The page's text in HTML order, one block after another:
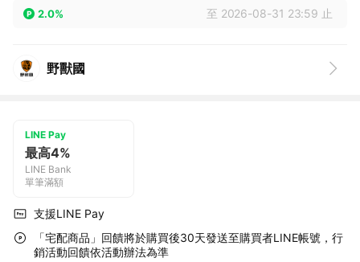
2.0% 至 2026-08-31 23:59 止
野獸國
LINE Pay
最高4%
LINE Bank
單筆滿額
支援LINE Pay
「宅配商品」回饋將於購買後30天發送至購買者LINE帳號，行
銷活動回饋依活動辦法為準